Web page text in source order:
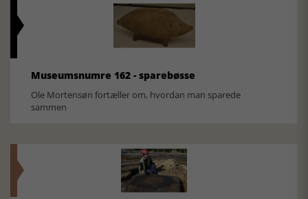
Museumsnumre 162 - sparebøsse
Ole Mortensøn fortæller om, hvordan man sparede
sammen